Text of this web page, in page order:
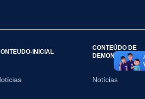
INICIAL
CONTEÚDO DE
DEMONSTRAÇÃO
Notícias